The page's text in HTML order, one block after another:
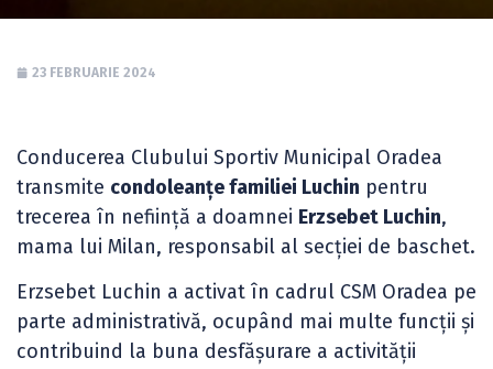
23 FEBRUARIE 2024
Conducerea Clubului Sportiv Municipal Oradea
transmite condoleanțe familiei Luchin pentru
trecerea în neființă a doamnei Erzsebet Luchin,
mama lui Milan, responsabil al secției de baschet.
Erzsebet Luchin a activat în cadrul CSM Oradea pe
parte administrativă, ocupând mai multe funcții și
contribuind la buna desfășurare a activității